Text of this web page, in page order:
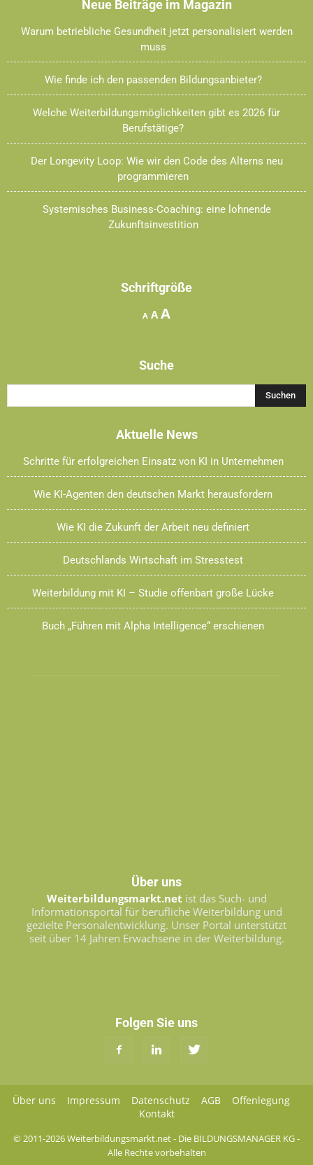
Neue Beiträge im Magazin
Warum betriebliche Gesundheit jetzt personalisiert werden
muss
Wie finde ich den passenden Bildungsanbieter?
Welche Weiterbildungsmöglichkeiten gibt es 2026 für
Berufstätige?
Der Longevity Loop: Wie wir den Code des Alterns neu
programmieren
Systemisches Business-Coaching: eine lohnende
Zukunftsinvestition
Schriftgröße
A Decrease
A Reset
AIncrease
Suche
Aktuelle News
Schritte für erfolgreichen Einsatz von KI in Unternehmen
Wie KI-Agenten den deutschen Markt herausfordern
Wie KI die Zukunft der Arbeit neu definiert
Deutschlands Wirtschaft im Stresstest
Weiterbildung mit KI – Studie offenbart große Lücke
Buch „Führen mit Alpha Intelligence“ erschienen
Über uns
Weiterbildungsmarkt.net ist das Such- und
Informationsportal für berufliche Weiterbildung und
gezielte Personalentwicklung. Unser Portal unterstützt
seit über 14 Jahren Erwachsene in der Weiterbildung.
Folgen Sie uns
Über uns Impressum Datenschutz AGB
Offenlegung
Kontakt
© 2011-2026 Weiterbildungsmarkt.net - Die BILDUNGSMANAGER KG -
Alle Rechte vorbehalten